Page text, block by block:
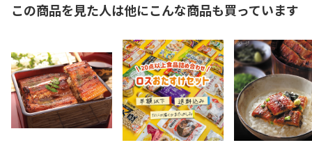
この商品を見た人は他にこんな商品も買っています